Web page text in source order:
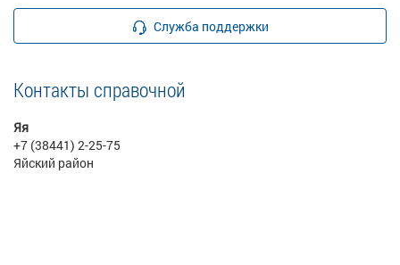
Служба поддержки
Контакты справочной
Яя
+7 (38441) 2-25-75
Яйский район